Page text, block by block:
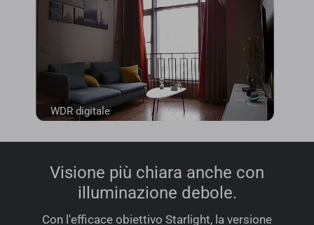
WDR digitale
Visione più chiara anche con
illuminazione debole.
Con l'efficace obiettivo Starlight, la versione